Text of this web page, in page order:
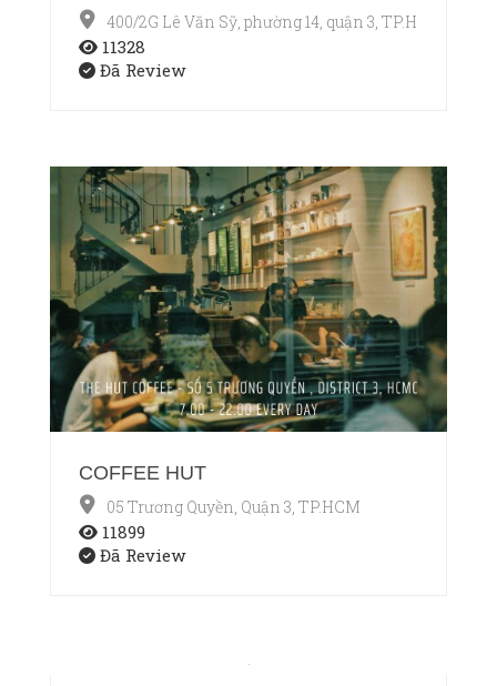
400/2G Lê Văn Sỹ, phường 14, quận 3, TP.HCM
11328
Đã Review
COFFEE HUT
05 Trương Quyền, Quận 3, TP.HCM
11899
Đã Review